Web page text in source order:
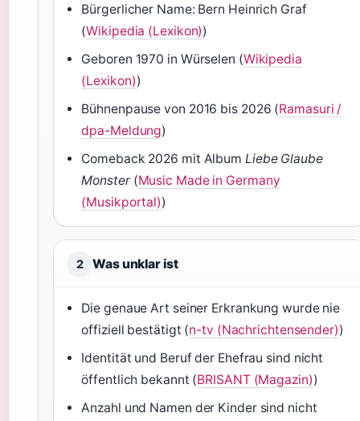
Bürgerlicher Name: Bern Heinrich Graf
(Wikipedia (Lexikon))
Geboren 1970 in Würselen (Wikipedia
(Lexikon))
Bühnenpause von 2016 bis 2026 (Ramasuri /
dpa-Meldung)
Comeback 2026 mit Album Liebe Glaube
Monster(Music Made in Germany
(Musikportal))
2 Was unklar ist
Die genaue Art seiner Erkrankung wurde nie
offiziell bestätigt (n-tv (Nachrichtensender))
Identität und Beruf der Ehefrau sind nicht
öffentlich bekannt (BRISANT (Magazin))
Anzahl und Namen der Kinder sind nicht